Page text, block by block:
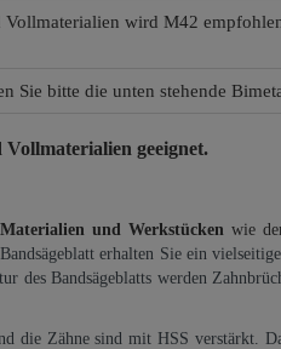
wird M42
Sie bitte die unten stehende
geeignet.
und Werkstücken wie
erhalten Sie ein
des Bandsägeblatts werden
die Zähne sind mit HSS verstärkt.